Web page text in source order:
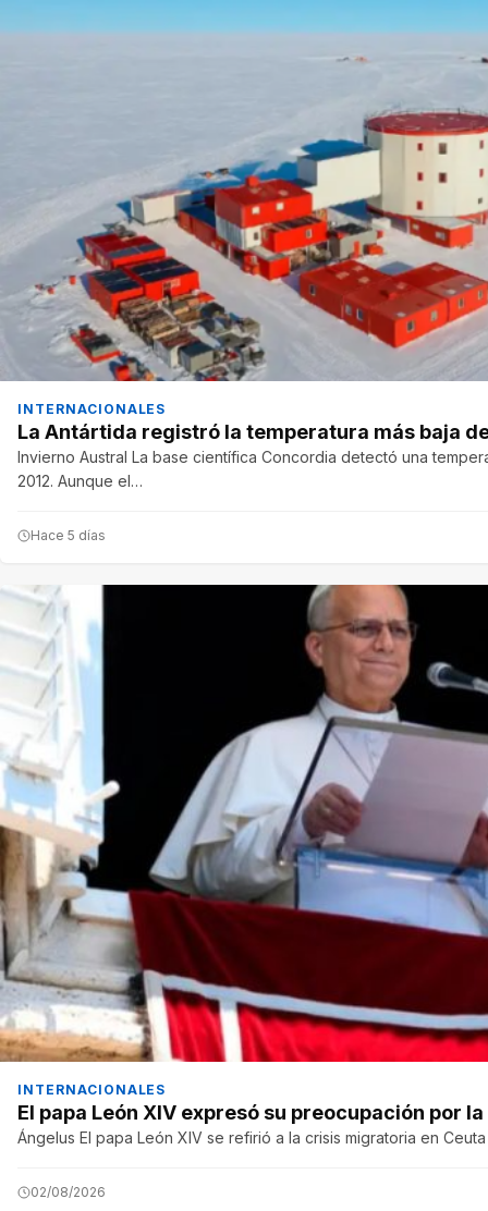
INTERNACIONALES
La Antártida registró la temperatura más baja
Invierno Austral La base científica Concordia detectó una
2012. Aunque el…
Hace 5 días
INTERNACIONALES
El papa León XIV expresó su preocupación por
Ángelus El papa León XIV se refirió a la crisis migratoria en
02/08/2026